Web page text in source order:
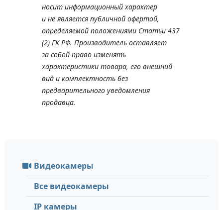
носит информационный характер
и не является публичной офертой,
определяемой положениями Статьи 437
(2) ГК РФ. Производитель оставляет
за собой право изменять
характеристики товара, его внешний
вид и комплектность без
предварительного уведомления
продавца.
Видеокамеры
Все видеокамеры
IP камеры